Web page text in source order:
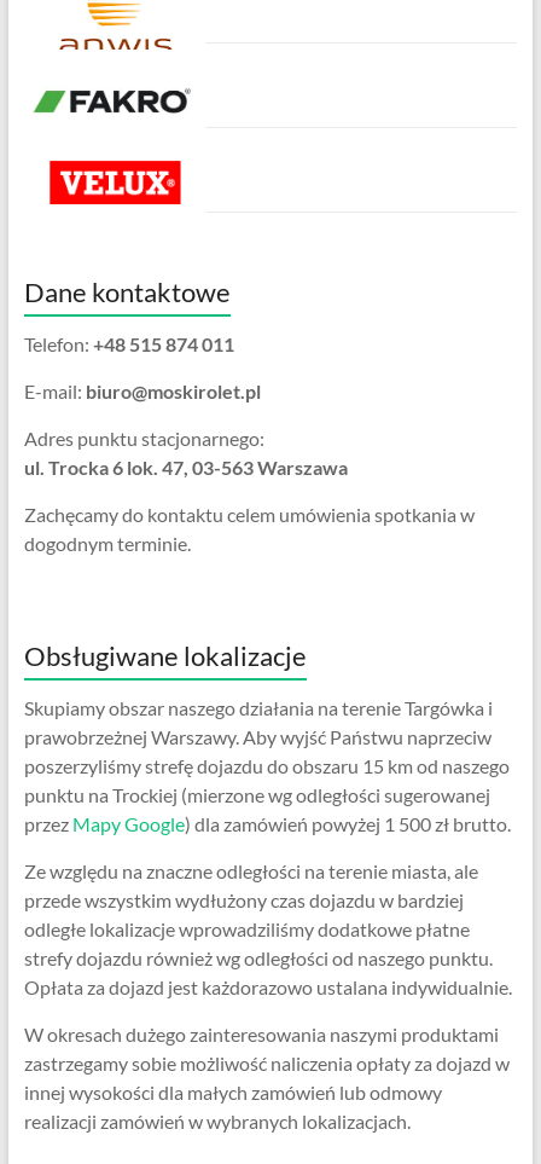
Dane kontaktowe
Telefon: +48 515 874 011
E-mail: biuro@moskirolet.pl
Adres punktu stacjonarnego:
ul. Trocka 6 lok. 47, 03-563 Warszawa
Zachęcamy do kontaktu celem umówienia spotkania w
dogodnym terminie.
Obsługiwane lokalizacje
Skupiamy obszar naszego działania na terenie Targówka i
prawobrzeżnej Warszawy. Aby wyjść Państwu naprzeciw
poszerzyliśmy strefę dojazdu do obszaru 15 km od naszego
punktu na Trockiej (mierzone wg odległości sugerowanej
przez Mapy Google) dla zamówień powyżej 1 500 zł brutto.
Ze względu na znaczne odległości na terenie miasta, ale
przede wszystkim wydłużony czas dojazdu w bardziej
odległe lokalizacje wprowadziliśmy dodatkowe płatne
strefy dojazdu również wg odległości od naszego punktu.
Opłata za dojazd jest każdorazowo ustalana indywidualnie.
W okresach dużego zainteresowania naszymi produktami
zastrzegamy sobie możliwość naliczenia opłaty za dojazd w
innej wysokości dla małych zamówień lub odmowy
realizacji zamówień w wybranych lokalizacjach.